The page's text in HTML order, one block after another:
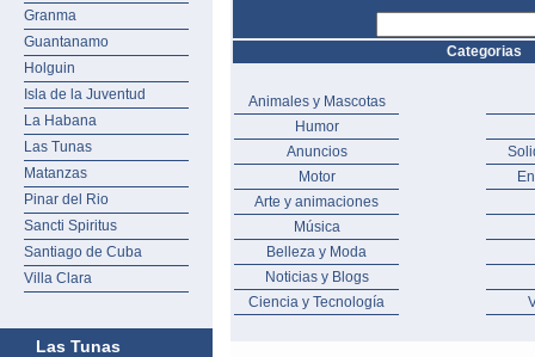
Granma
Guantanamo
Holguin
Isla de la Juventud
La Habana
Las Tunas
Matanzas
Pinar del Rio
Sancti Spiritus
Santiago de Cuba
Villa Clara
Las Tunas
Categorias
Animales y Mascotas
Humor
Anuncios
Motor
Arte y animaciones
Música
Belleza y Moda
Noticias y Blogs
Ciencia y Tecnología